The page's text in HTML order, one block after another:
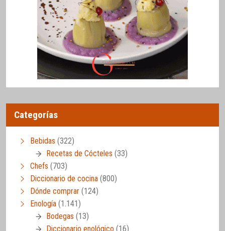
Categorías
Bebidas (322)
Recetas de Cócteles (33)
Chefs (703)
Diccionario de cocina (800)
Dónde comprar (124)
Enología (1.141)
Bodegas (13)
Diccionario enológico (16)